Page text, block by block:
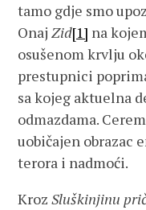
tamo gdje smo
OnajZid[1] na
osušenom krvlju
prestupnici
sa kojeg aktuelna
odmazdama.
uobičajen obrazac
terora i nadmoći.
KrozSluškinjinu